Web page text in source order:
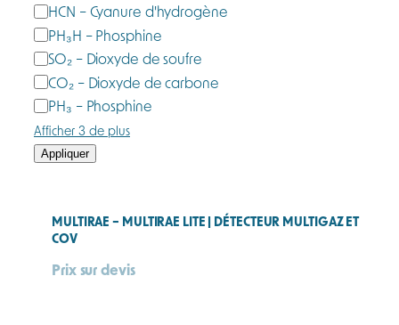
HCN – Cyanure d'hydrogène
PH₃H – Phosphine
SO₂ – Dioxyde de soufre
CO₂ – Dioxyde de carbone
PH₃ – Phosphine
Afficher 3 de plus
Appliquer
MULTIRAE – MULTIRAE LITE | DÉTECTEUR MULTIGAZ ET
COV
Prix sur devis